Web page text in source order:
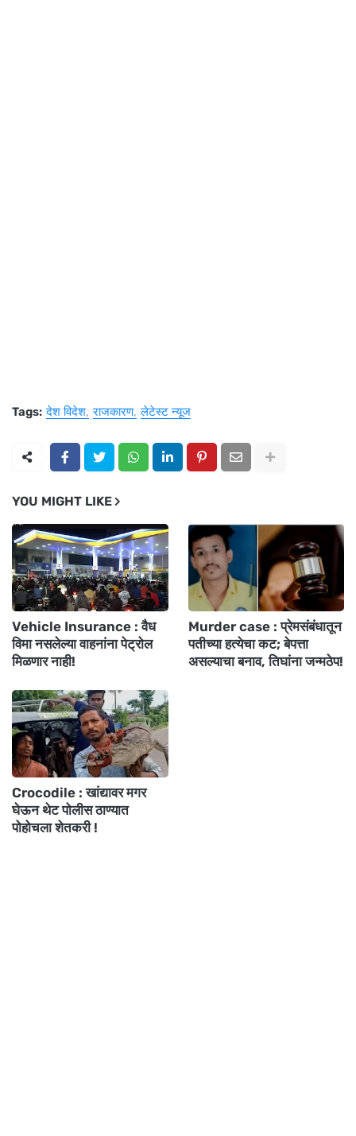
Tags: देश विदेश राजकारण लेटेस्ट न्यूज
YOU MIGHT LIKE
Vehicle Insurance : वैध
विमा नसलेल्या वाहनांना पेट्रोल
मिळणार नाही!
Murder case : प्रेमसंबंधातून
पतीच्या हत्येचा कट; बेपत्ता
असल्याचा बनाव, तिघांना जन्मठेप!
Crocodile : खांद्यावर मगर
घेऊन थेट पोलीस ठाण्यात
पोहोचला शेतकरी !